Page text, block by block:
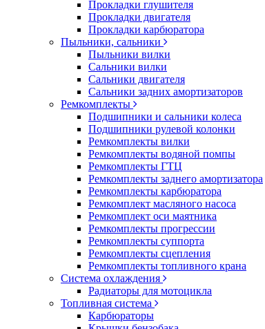
Прокладки глушителя
Прокладки двигателя
Прокладки карбюратора
Пыльники, сальники
Пыльники вилки
Сальники вилки
Сальники двигателя
Сальники задних амортизаторов
Ремкомплекты
Подшипники и сальники колеса
Подшипники рулевой колонки
Ремкомплекты вилки
Ремкомплекты водяной помпы
Ремкомплекты ГТЦ
Ремкомплекты заднего амортизатора
Ремкомплекты карбюратора
Ремкомплект масляного насоса
Ремкомплект оси маятника
Ремкомплекты прогрессии
Ремкомплекты суппорта
Ремкомплекты сцепления
Ремкомплекты топливного крана
Система охлаждения
Радиаторы для мотоцикла
Топливная система
Карбюраторы